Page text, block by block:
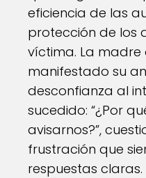
eficiencia de las
protección de los
víctima. La madre
manifestado su
desconfianza al
sucedido: “¿Por
avisarnos?”,
frustración que
respuestas claras.